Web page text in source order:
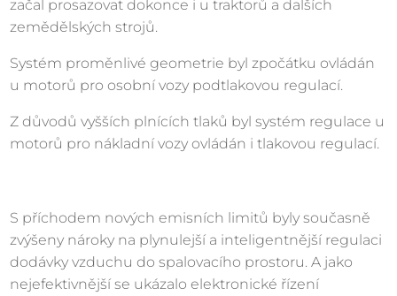
začal prosazovat dokonce i u traktorů a dalších
zemědělských strojů.
Systém proměnlivé geometrie byl zpočátku ovládán
u motorů pro osobní vozy podtlakovou regulací.
Z důvodů vyšších plnících tlaků byl systém regulace u
motorů pro nákladní vozy ovládán i tlakovou regulací.
S příchodem nových emisních limitů byly současně
zvýšeny nároky na plynulejší a inteligentnější regulaci
dodávky vzduchu do spalovacího prostoru. A jako
nejefektivnější se ukázalo elektronické řízení